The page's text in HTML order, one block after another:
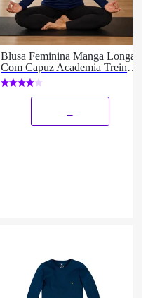
Blusa Feminina Manga Longa
Com Capuz Academia Treino
Poliéster Premium